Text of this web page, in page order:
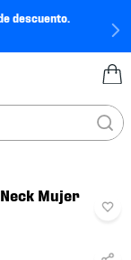
descuento.
Mujer